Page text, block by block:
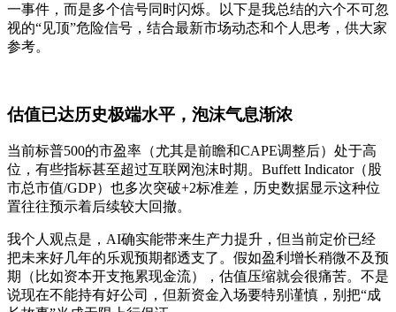
一事件，而是多个信号同时闪烁。以下是我总结的六个不可忽
视的“见顶”危险信号，结合最新市场动态和个人思考，供大家
参考。
估值已达历史极端水平，泡沫气息渐浓
当前标普500的市盈率（尤其是前瞻和CAPE调整后）处于高
位，有些指标甚至超过互联网泡沫时期。Buffett Indicator（股
市总市值/GDP）也多次突破+2标准差，历史数据显示这种位
置往往预示着后续较大回撤。
我个人观点是，AI确实能带来生产力提升，但当前定价已经
把未来好几年的乐观预期都透支了。假如盈利增长稍微不及预
期（比如资本开支拖累现金流），估值压缩就会很痛苦。不是
说现在不能持有好公司，但新资金入场要特别谨慎，别把“成